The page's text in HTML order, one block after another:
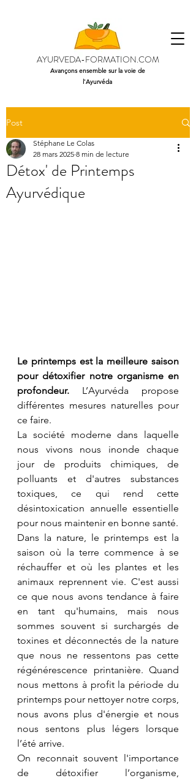
AYURVEDA-FORMATION.COM
Avançons ensemble sur la voie de
l'Ayurvéda
Post
Détox' de Printemps
Ayurvédique
Stéphane Le Colas
28 mars 2025 8 min de lecture
Le printemps est la meilleure saison
pour détoxifier notre organisme en
profondeur. L’Ayurvéda propose
différentes mesures naturelles pour
ce faire.
La société moderne dans laquelle
nous vivons nous inonde chaque
jour de produits chimiques, de
polluants et d'autres substances
toxiques, ce qui rend cette
désintoxication annuelle essentielle
pour nous maintenir en bonne santé.
Dans la nature, le printemps est la
saison où la terre commence à se
réchauffer et où les plantes et les
animaux reprennent vie. C'est aussi
ce que nous avons tendance à faire
en tant qu'humains, mais nous
sommes souvent si surchargés de
toxines et déconnectés de la nature
que nous ne ressentons pas cette
régénérescence printanière. Quand
nous mettons à profit la période du
printemps pour nettoyer notre corps,
nous avons plus d'énergie et nous
nous sentons plus légers lorsque
l’été arrive.
On reconnait souvent l'importance
de détoxifier l’organisme,